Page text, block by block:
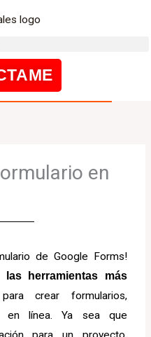
en
de Google Forms!
las herramientas más
crear formularios,
en línea. Ya sea que